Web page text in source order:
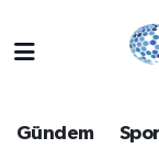
Gündem Spor
Bursa
Trafik